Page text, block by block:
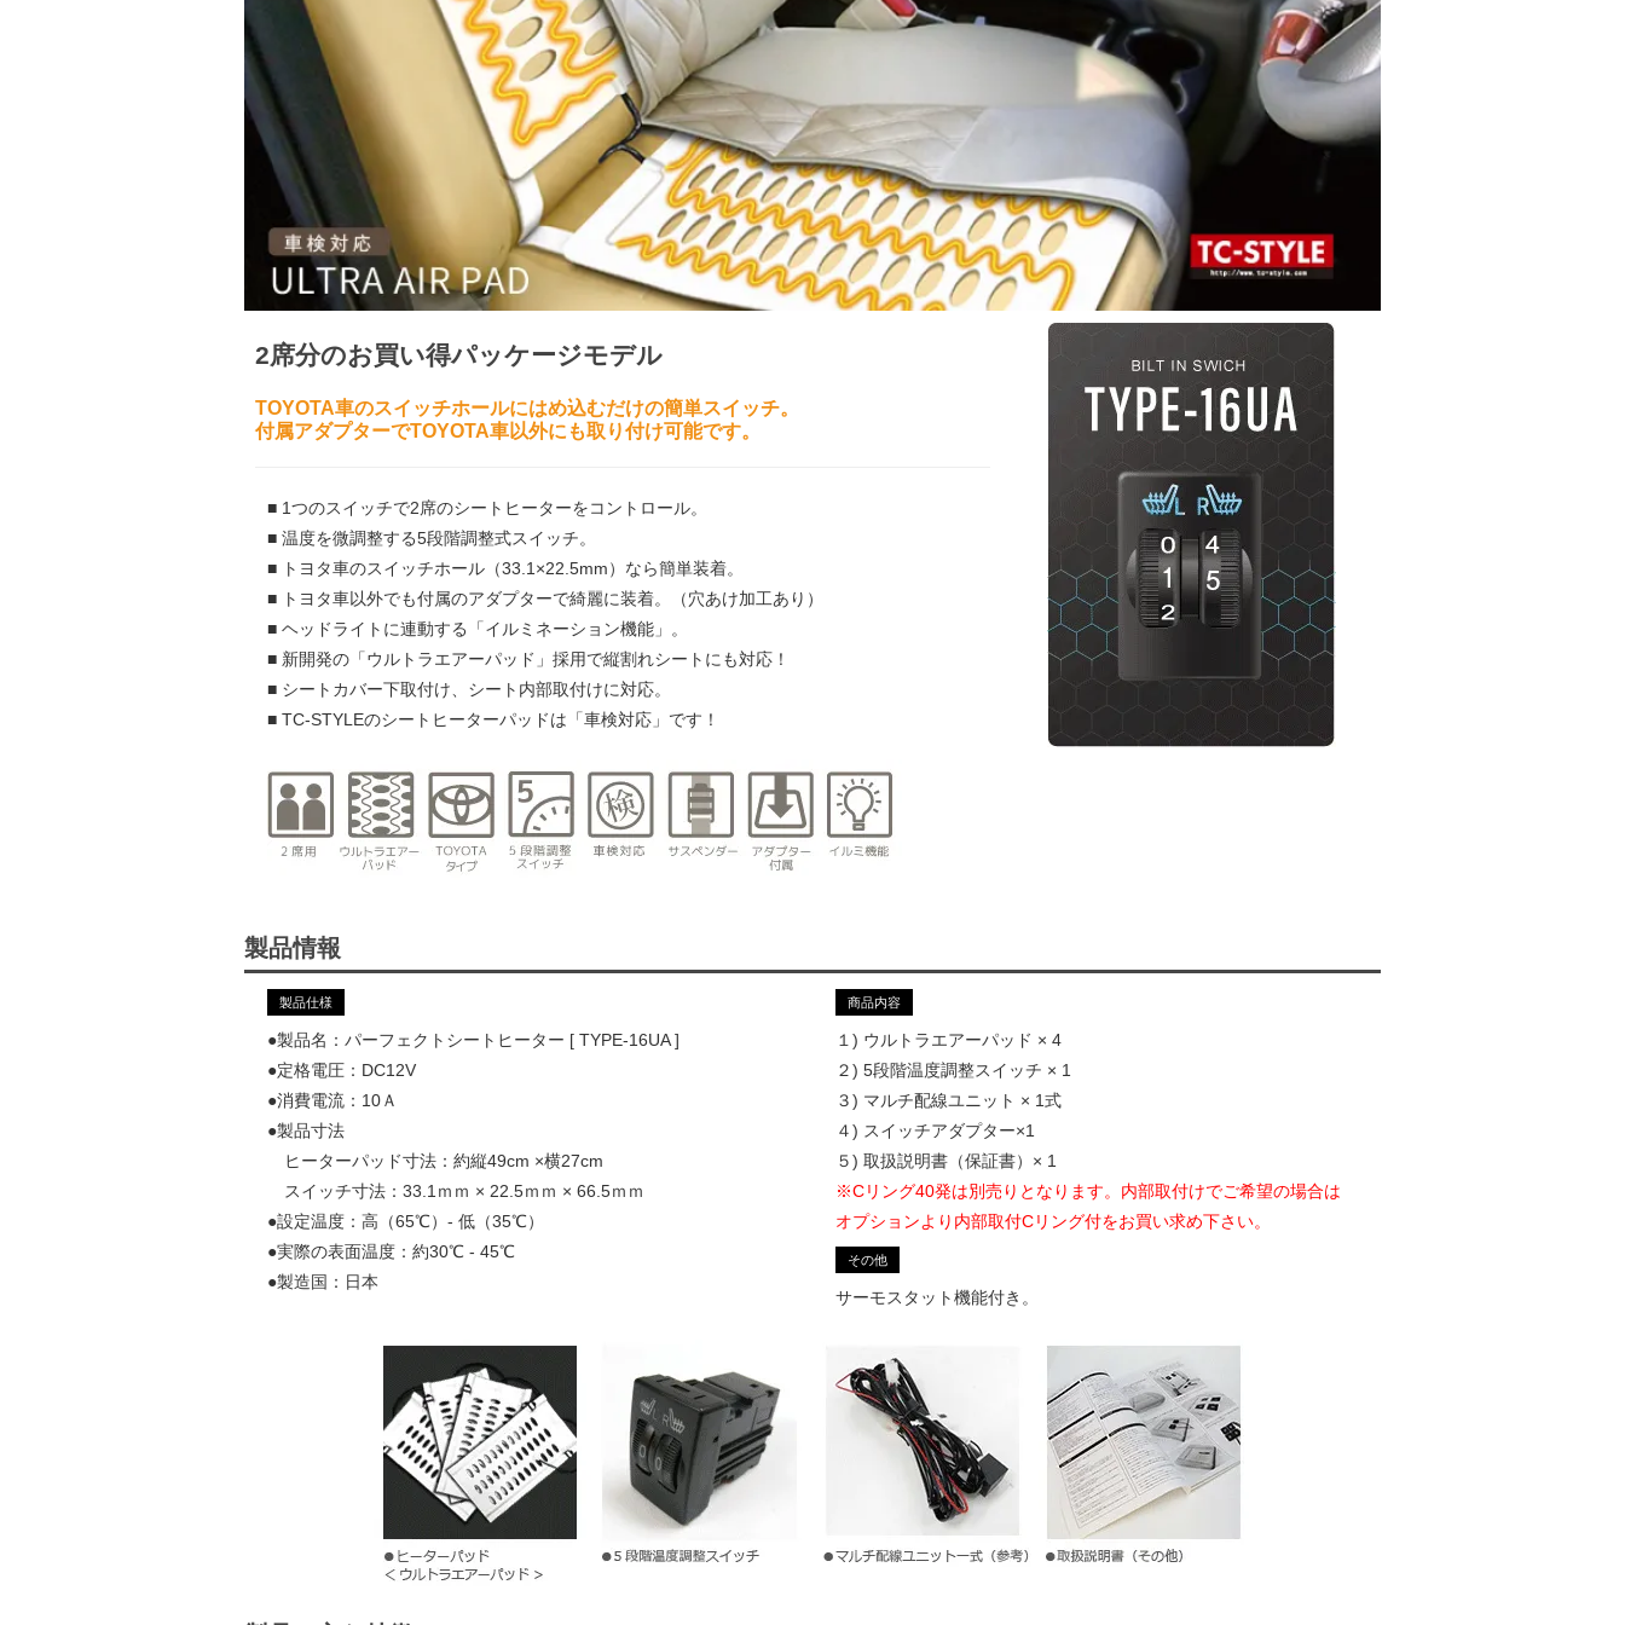
2席分のお買い得パッケージモデル
TOYOTA車のスイッチホールにはめ込むだけの簡単スイッチ。
付属アダプターでTOYOTA車以外にも取り付け可能です。
■ 1つのスイッチで2席のシートヒーターをコントロール。
■ 温度を微調整する5段階調整式スイッチ。
■ トヨタ車のスイッチホール（33.1×22.5mm）なら簡単装着。
■ トヨタ車以外でも付属のアダプターで綺麗に装着。（穴あけ加工あり）
■ ヘッドライトに連動する「イルミネーション機能」。
■ 新開発の「ウルトラエアーパッド」採用で縦割れシートにも対応！
■ シートカバー下取付け、シート内部取付けに対応。
■ TC-STYLEのシートヒーターパッドは「車検対応」です！
製品情報
製品仕様
●製品名：パーフェクトシートヒーター [ TYPE-16UA ]
●定格電圧：DC12V
●消費電流：10Ａ
●製品寸法
ヒーターパッド寸法：約縦49cm ×横27cm
スイッチ寸法：33.1ｍｍ × 22.5ｍｍ × 66.5ｍｍ
●設定温度：高（65℃）- 低（35℃）
●実際の表面温度：約30℃ - 45℃
●製造国：日本
商品内容
１) ウルトラエアーパッド × 4
２) 5段階温度調整スイッチ × 1
３) マルチ配線ユニット × 1式
４) スイッチアダプター×1
５) 取扱説明書（保証書）× 1
※Cリング40発は別売りとなります。内部取付けでご希望の場合は
オプションより内部取付Cリング付をお買い求め下さい。
その他
サーモスタット機能付き。